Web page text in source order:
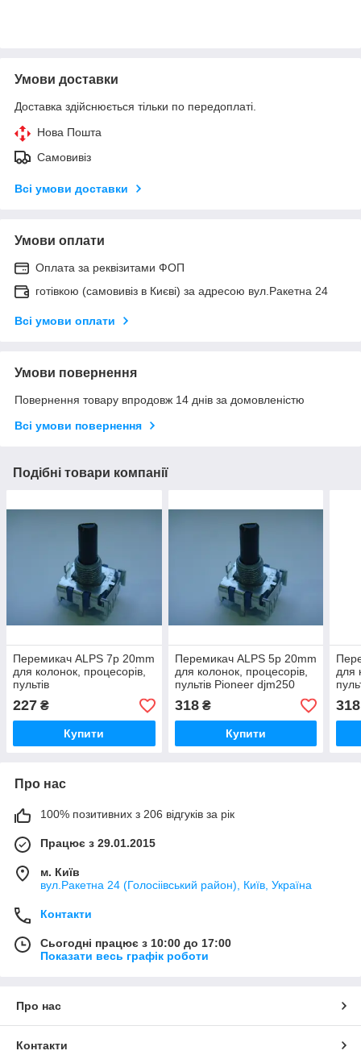
Умови доставки
Доставка здійснюється тільки по передоплаті.
Нова Пошта
Самовивіз
Всі умови доставки
Умови оплати
Оплата за реквізитами ФОП
готівкою (самовивіз в Києві) за адресою вул.Ракетна 24
Всі умови оплати
Умови повернення
Повернення товару впродовж 14 днів за домовленістю
Всі умови повернення
Подібні товари компанії
Перемикач ALPS 7p 20mm
для колонок, процесорів,
пультів
227 ₴
Купити
Перемикач ALPS 5p 20mm
для колонок, процесорів,
пультів Pioneer djm250
318₴
Купити
для
318
Про нас
100% позитивних з 206 відгуків за рік
Працює з 29.01.2015
м. Київ
вул.Ракетна 24 (Голосіівський район), Київ, Україна
Контакти
Сьогодні працює з 10:00 до 17:00
Показати весь графік роботи
Про нас
Контакти